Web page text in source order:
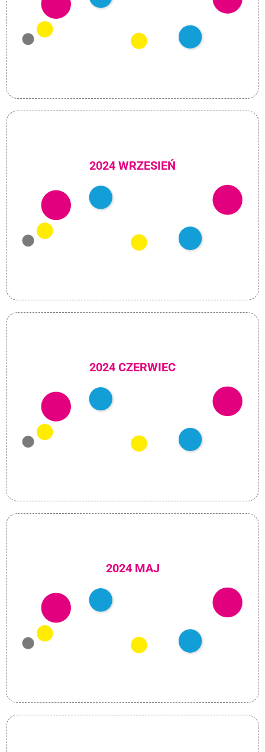
2024 WRZESIEŃ
2024 CZERWIEC
2024 MAJ